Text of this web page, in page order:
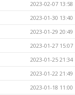
2023-02-07 13:58
2023-01-30 13:40
2023-01-29 20:49
2023-01-27 15:07
2023-01-25 21:34
2023-01-22 21:49
2023-01-18 11:00